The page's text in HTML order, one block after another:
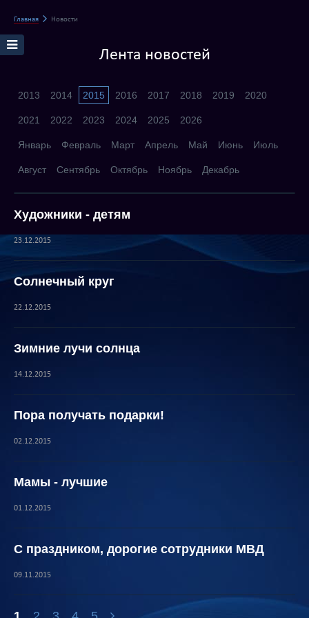
Главная Новости
Лента новостей
2013 2014 2015 2016 2017 2018 2019 2020
2021 2022 2023 2024 2025 2026
Январь Февраль Март Апрель Май Июнь Июль
Август Сентябрь Октябрь Ноябрь Декабрь
Художники - детям
23.12.2015
Солнечный круг
22.12.2015
Зимние лучи солнца
14.12.2015
Пора получать подарки!
02.12.2015
Мамы - лучшие
01.12.2015
С праздником, дорогие сотрудники МВД
09.11.2015